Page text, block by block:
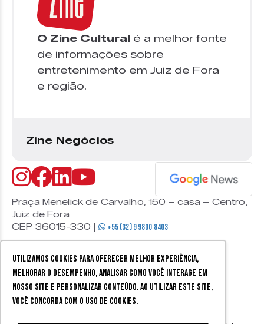
Utilizamos cookies para oferecer melhor experiência,
melhorar o desempenho, analisar como você interage em
nosso site e personalizar conteúdo. Ao utilizar este site,
você concorda com o uso de cookies.
O Zine Cultural é a melhor fonte
de informações sobre
entretenimento em Juiz de Fora
e região.
Zine Negócios
Praça Menelick de Carvalho, 150 – casa – Centro,
Juiz de Fora
CEP 36015-330 |
+55 (32) 9 9800 8403